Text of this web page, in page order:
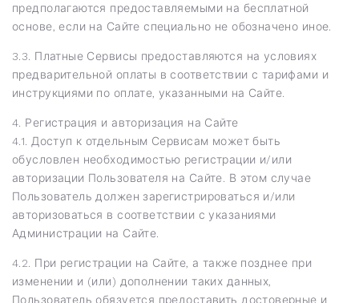
предполагаются предоставляемыми на бесплатной
основе, если на Сайте специально не обозначено иное.
3.3. Платные Сервисы предоставляются на условиях
предварительной оплаты в соответствии с тарифами и
инструкциями по оплате, указанными на Сайте.
4. Регистрация и авторизация на Сайте
4.1. Доступ к отдельным Сервисам может быть
обусловлен необходимостью регистрации и/или
авторизации Пользователя на Сайте. В этом случае
Пользователь должен зарегистрироваться и/или
авторизоваться в соответствии с указаниями
Администрации на Сайте.
4.2. При регистрации на Сайте, а также позднее при
изменении и (или) дополнении таких данных,
Пользователь обязуется предоставить достоверные и